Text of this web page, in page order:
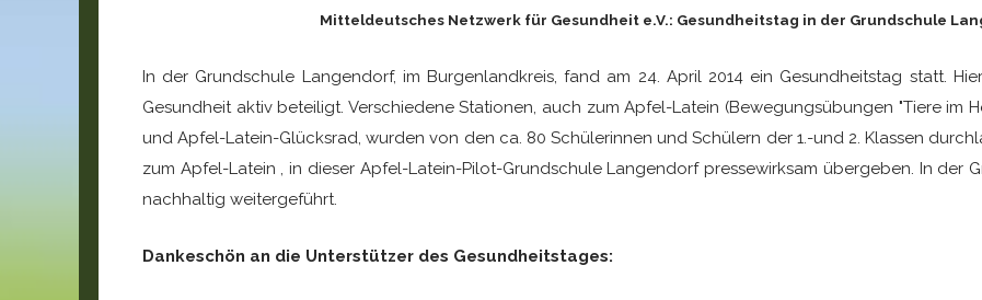
Mitteldeutsches Netzwerk für Gesundheit e.V.: Gesundheitstag in der Grundschule
In der Grundschule Langendorf, im Burgenlandkreis, fand am 24. April 2014 ein Gesundheitstag statt.
Gesundheit aktiv beteiligt. Verschiedene Stationen, auch zum Apfel-Latein (Bewegungsübungen "Tiere im
und Apfel-Latein-Glücksrad, wurden von den ca. 80 Schülerinnen und Schülern der 1.-und 2. Klassen
zum Apfel-Latein , in dieser Apfel-Latein-Pilot-Grundschule Langendorf pressewirksam übergeben. In der
nachhaltig weitergeführt.
Dankeschön an die Unterstützer des Gesundheitstages: